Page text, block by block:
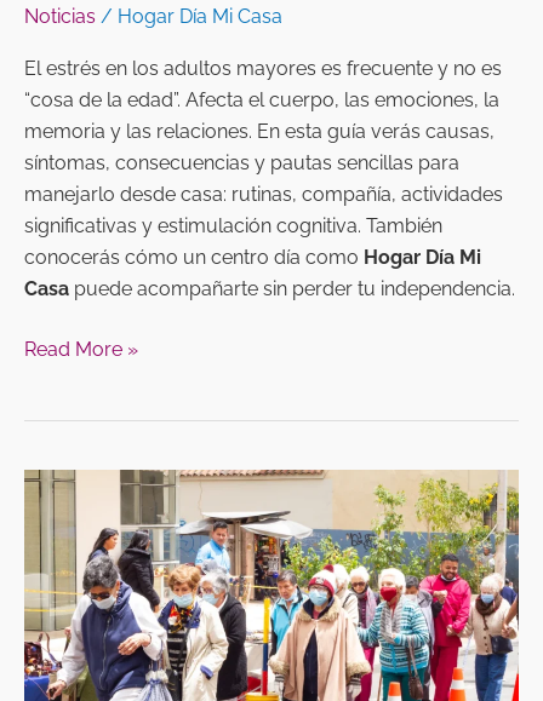
Noticias / Hogar Día Mi Casa
El estrés en los adultos mayores es frecuente y no es
“cosa de la edad”. Afecta el cuerpo, las emociones, la
memoria y las relaciones. En esta guía verás causas,
síntomas, consecuencias y pautas sencillas para
manejarlo desde casa: rutinas, compañía, actividades
significativas y estimulación cognitiva. También
conocerás cómo un centro día como Hogar Día Mi
Casa puede acompañarte sin perder tu independencia.
Read More »
Ansiedad
en
adultos
mayores:
cómo
reconocerla